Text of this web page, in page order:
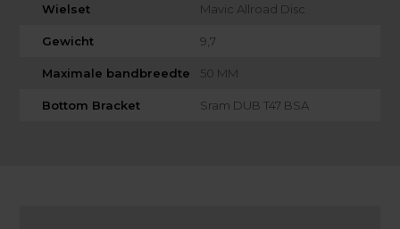
Wielset Mavic Allroad Disc
Gewicht 9,7
Maximale bandbreedte 50 MM
Bottom Bracket Sram DUB T47 BSA